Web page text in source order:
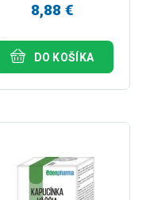
8,88 €
DO KOŠÍKA